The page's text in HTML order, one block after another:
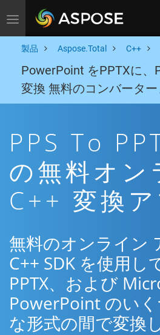
Toggle navigation
製品 Aspose.Total C++
PowerPoint をPPTXに、
変換 無料のコンバーター
PPS To
の無料オン
C++ 変換ア
無料のオンライン
C++ SDK を使用し
PPTX、および
PowerPoint のい
な形式の間で変換